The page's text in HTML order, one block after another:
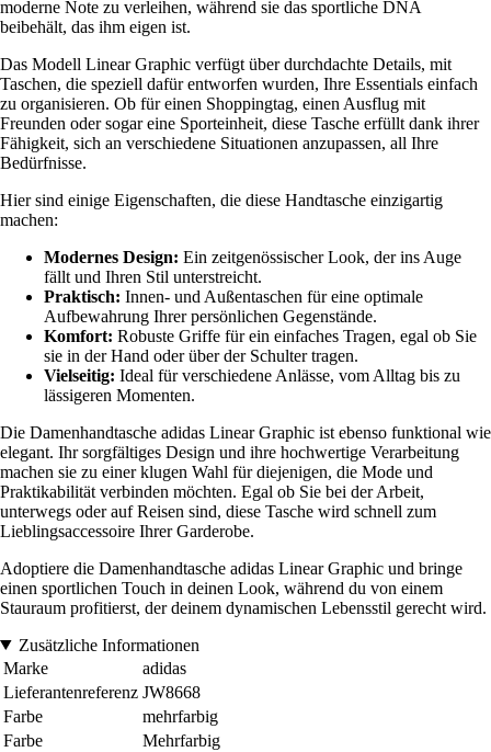
moderne Note zu verleihen, während sie das sportliche DNA
beibehält, das ihm eigen ist.
Das Modell Linear Graphic verfügt über durchdachte Details, mit
Taschen, die speziell dafür entworfen wurden, Ihre Essentials einfach
zu organisieren. Ob für einen Shoppingtag, einen Ausflug mit
Freunden oder sogar eine Sporteinheit, diese Tasche erfüllt dank ihrer
Fähigkeit, sich an verschiedene Situationen anzupassen, all Ihre
Bedürfnisse.
Hier sind einige Eigenschaften, die diese Handtasche einzigartig
machen:
Modernes Design: Ein zeitgenössischer Look, der ins Auge
fällt und Ihren Stil unterstreicht.
Praktisch: Innen- und Außentaschen für eine optimale
Aufbewahrung Ihrer persönlichen Gegenstände.
Komfort: Robuste Griffe für ein einfaches Tragen, egal ob Sie
sie in der Hand oder über der Schulter tragen.
Vielseitig: Ideal für verschiedene Anlässe, vom Alltag bis zu
lässigeren Momenten.
Die Damenhandtasche adidas Linear Graphic ist ebenso funktional wie
elegant. Ihr sorgfältiges Design und ihre hochwertige Verarbeitung
machen sie zu einer klugen Wahl für diejenigen, die Mode und
Praktikabilität verbinden möchten. Egal ob Sie bei der Arbeit,
unterwegs oder auf Reisen sind, diese Tasche wird schnell zum
Lieblingsaccessoire Ihrer Garderobe.
Adoptiere die Damenhandtasche adidas Linear Graphic und bringe
einen sportlichen Touch in deinen Look, während du von einem
Stauraum profitierst, der deinem dynamischen Lebensstil gerecht wird.
Zusätzliche Informationen
Marke
adidas
Lieferantenreferenz JW8668
Farbe
mehrfarbig
Farbe
Mehrfarbig